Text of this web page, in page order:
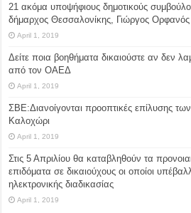
21 ακόμα υποψήφιους δημοτικούς
δήμαρχος Θεσσαλονίκης, Γιώργος Ορφανός
April 1, 2019
Δείτε ποια βοηθήματα δικαιούστε αν δεν
από τον ΟΑΕΔ
April 1, 2019
ΣΒΕ:Διανοίγονται προοπτικές επίλυσης
Καλοχώρι
April 1, 2019
Στις 5 Απριλίου θα καταβληθούν τα
επιδόματα σε δικαιούχους οι οποίοι
ηλεκτρονικής διαδικασίας
April 1, 2019